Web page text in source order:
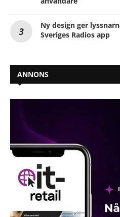
Ny design ger
Sveriges Radios app
ANNONS